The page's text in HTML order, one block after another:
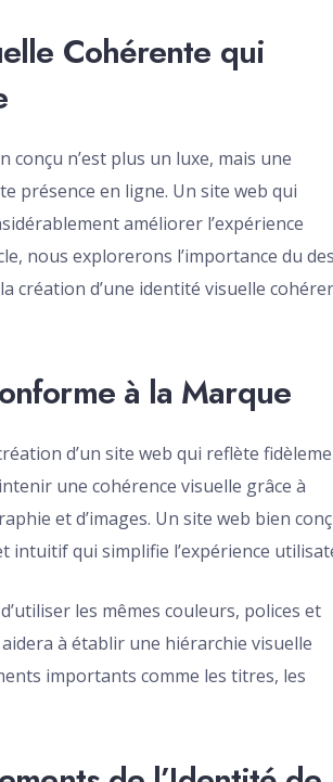
Cohérente qui
conçu n’est plus un luxe, mais une
présence en ligne. Un site web qui
améliorer l’expérience
nous explorerons l’importance du
création d’une identité visuelle
à la Marque
d’un site web qui reflète
une cohérence visuelle grâce à
et d’images. Un site web bien
intuitif qui simplifie l’expérience
les mêmes couleurs, polices et
à établir une hiérarchie visuelle
importants comme les titres, les